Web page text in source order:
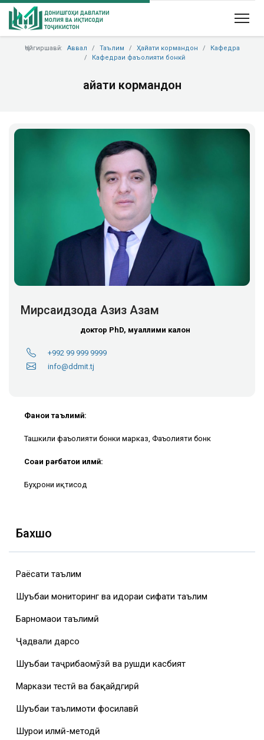
Ҷойгиршавӣ: Аввал Таълим Ҳайати кормандон
Кафедра
Кафедраи фаъолияти бонкӣ
Ҳайати кормандон
Мирсаидзода Азиз Азам
доктор PhD, муаллими калон
+992 99 999 9999
info@ddmit.tj
Фанҳои таълимӣ:
Ташкили фаъолияти бонки марказӣ, Фаъолияти бонкӣ
Соҳаи рағбатҳои илмӣ:
Буҳрони иқтисодӣ
Бахшҳо
Раёсати таълим
Шуъбаи мониторинг ва идораи сифати таълим
Барномаҳои таълимӣ
Ҷадвали дарсҳо
Шуъбаи таҷрибаомӯзӣ ва рушди касбият
Маркази тестӣ ва бақайдгирӣ
Шуъбаи таълимоти фосилавӣ
Шурои илмӣ-методӣ